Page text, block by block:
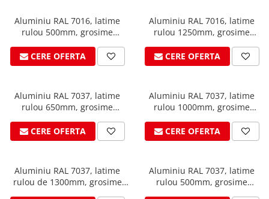
Leviere
Nicovale
Accesorii
BUSCHMANN
PROD-MASZ
WUKO
FREUND
STUBAI
SCHLEBACH
Aluminiu RAL 7016, latime
rulou 500mm, grosime
CERE OFERTA
Aluminiu RAL 7016, latime
rulou 1250mm, grosime
VESTIS
CERE OFERTA
Aluminiu RAL 7037, latime
rulou 650mm, grosime
CERE OFERTA
Aluminiu RAL 7037, latime
rulou 1000mm, grosime
CERE OFERTA
Aluminiu RAL 7037, latime
rulou de 1300mm, grosime
Aluminiu RAL 7037, latime
rulou 500mm, grosime